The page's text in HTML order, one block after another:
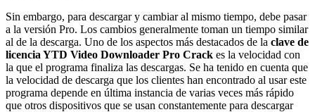
Sin embargo, para descargar y cambiar al mismo tiempo, debe pasar
a la versión Pro. Los cambios generalmente toman un tiempo similar
al de la descarga. Uno de los aspectos más destacados de la clave de
licencia YTD Video Downloader Pro Crack es la velocidad con
la que el programa finaliza las descargas. Se ha tenido en cuenta que
la velocidad de descarga que los clientes han encontrado al usar este
programa depende en última instancia de varias veces más rápido
que otros dispositivos que se usan constantemente para descargar